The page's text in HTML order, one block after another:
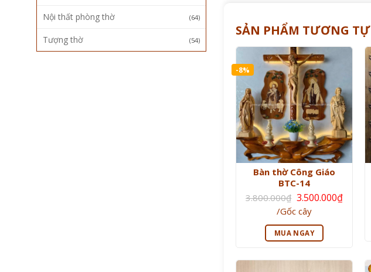
Nội thất phòng thờ (64)
Tượng thờ (54)
SẢN PHẨM TƯƠNG TỰ
-8%
Bàn thờ Công Giáo
BTC-14
3.800.000₫ Giá
gốc
là:
3.800.000₫.
3.500.000₫
Giá
hiện
tại
là:
3.500.000₫.
/Gốc cây
MUA NGAY